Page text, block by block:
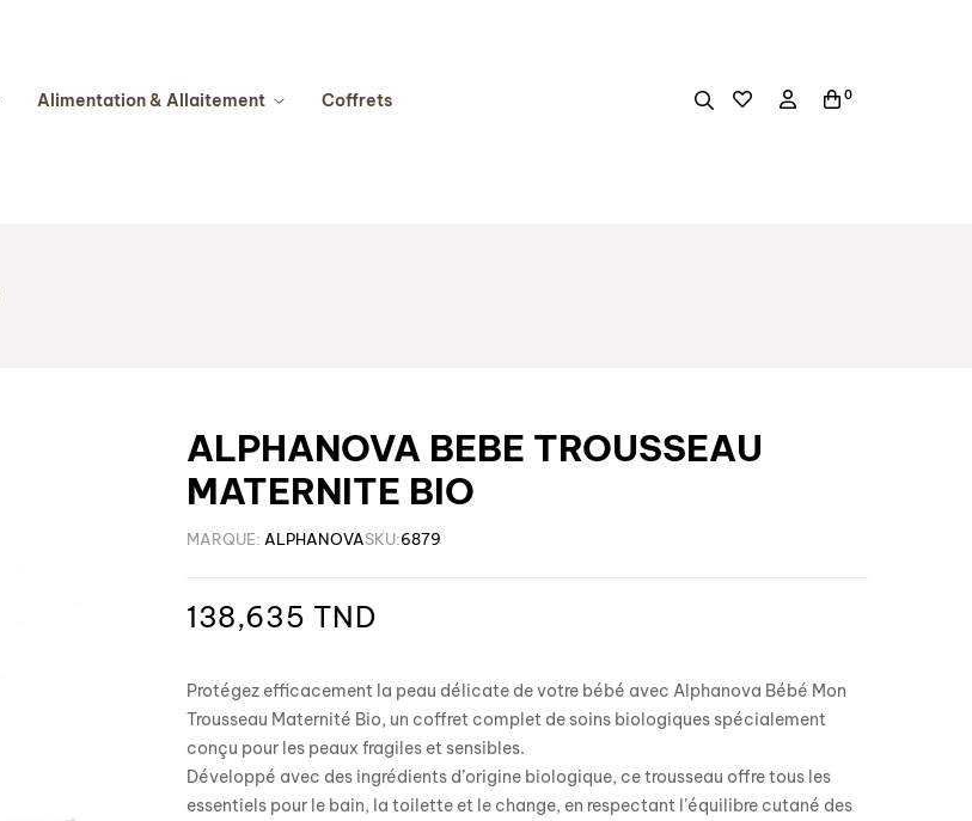
Alimentation & Allaitement Coffrets 0
ALPHANOVA BEBE TROUSSEAU
MATERNITE BIO
MARQUE: ALPHANOVASKU:6879
138,635 TND
Protégez efficacement la peau délicate de votre bébé avec Alphanova Bébé Mon
Trousseau Maternité Bio, un coffret complet de soins biologiques spécialement
conçu pour les peaux fragiles et sensibles.
Développé avec des ingrédients d’origine biologique, ce trousseau offre tous les
essentiels pour le bain, la toilette et le change, en respectant l’équilibre cutané des